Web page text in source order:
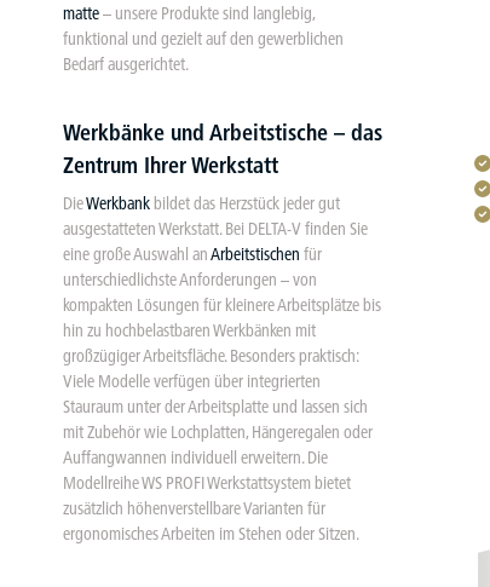
matte– unsere Produkte sind langlebig,
funktional und gezielt auf den gewerblichen
Bedarf ausgerichtet.
Werkbänke und Arbeitstische – das
Zentrum Ihrer Werkstatt
DieWerkbankbildet das Herzstück jeder gut
ausgestatteten Werkstatt. Bei DELTA-V finden Sie
eine große Auswahl anArbeitstischen für
unterschiedlichste Anforderungen – von
kompakten Lösungen für kleinere Arbeitsplätze bis
hin zu hochbelastbaren Werkbänken mit
großzügiger Arbeitsfläche. Besonders praktisch:
Viele Modelle verfügen über integrierten
Stauraum unter der Arbeitsplatte und lassen sich
mit Zubehör wie Lochplatten, Hängeregalen oder
Auffangwannen individuell erweitern. Die
Modellreihe WS PROFI Werkstattsystem bietet
zusätzlich höhenverstellbare Varianten für
ergonomisches Arbeiten im Stehen oder Sitzen.